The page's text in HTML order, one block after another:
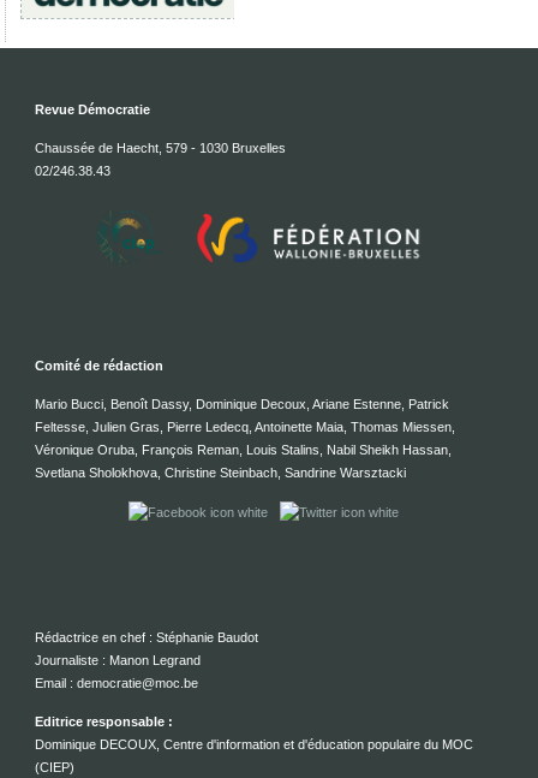
Revue Démocratie
Chaussée de Haecht, 579 - 1030 Bruxelles
02/246.38.43
Comité de rédaction
Mario Bucci, Benoît Dassy, Dominique Decoux, Ariane Estenne, Patrick
Feltesse, Julien Gras, Pierre Ledecq, Antoinette Maia, Thomas Miessen,
Véronique Oruba, François Reman, Louis Stalins, Nabil Sheikh Hassan,
Svetlana Sholokhova, Christine Steinbach, Sandrine Warsztacki
Rédactrice en chef : Stéphanie Baudot
Journaliste : Manon Legrand
Email : democratie@moc.be
Editrice responsable :
Dominique DECOUX, Centre d'information et d'éducation populaire du MOC
(CIEP)